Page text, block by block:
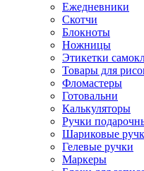
Ежедневники
Скотчи
Блокноты
Ножницы
Этикетки
Товары для
Фломастеры
Готовальни
Калькуляторы
Ручки
Шариковые
Гелевые ручки
Маркеры